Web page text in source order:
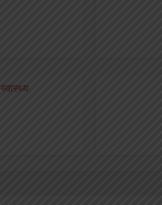
स्वास्थ्य